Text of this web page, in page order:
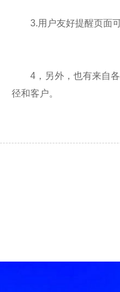
3.用户友好提醒页面可
4，另外，也有来自各
径和客户。